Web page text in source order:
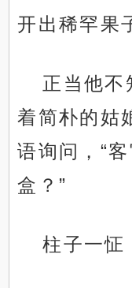
开出稀罕果
正当他不
着简朴的姑
语询问，“
盒？”
柱子一怔